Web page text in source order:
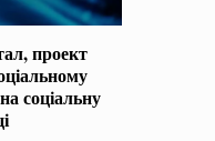
проект
соціальну